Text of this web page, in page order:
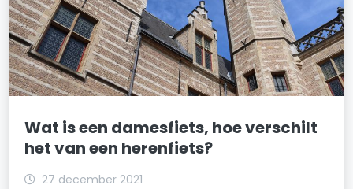
Wat is een damesfiets, hoe verschilt
het van een herenfiets?
27 december 2021